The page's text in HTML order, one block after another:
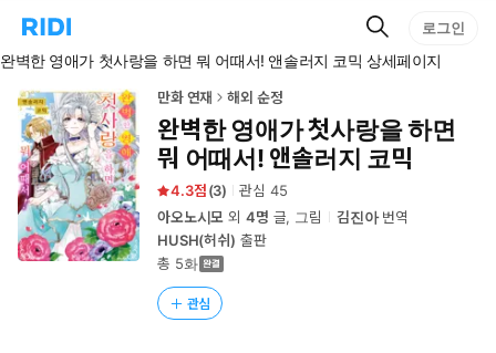
리
홈
로
이
동
검
색
로그인
완벽한 영애가 첫사랑을 하면 뭐 어때서! 앤솔러지 코믹 상세페이지
만화 연재 해외 순정
완벽한 영애가 첫사랑을 하면
뭐 어때서! 앤솔러지 코믹
4.3 (3) 관심 45
아오노시모 외 4명 글, 그림 김진아번역
HUSH(허쉬) 출판
총 5화
관심